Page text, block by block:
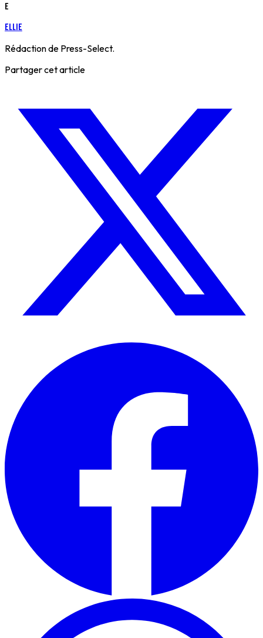
E
Ellie
Rédaction de Press-Select.
Partager cet article